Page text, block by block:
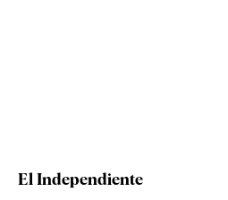
El Independiente